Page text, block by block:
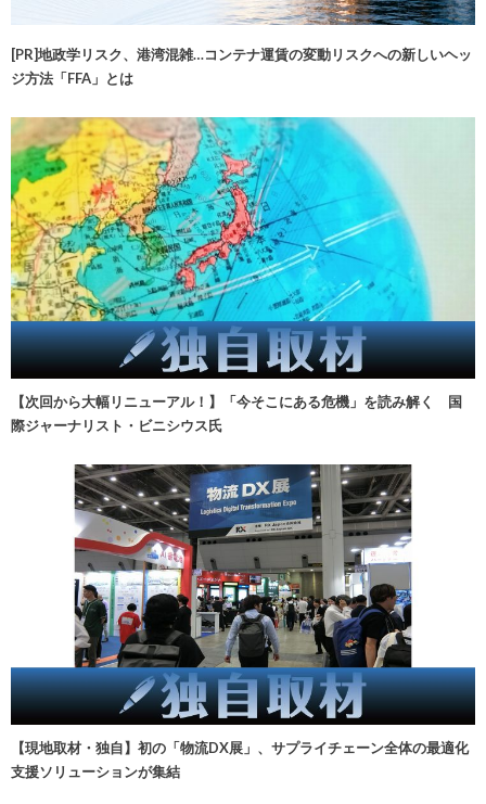
[PR]地政学リスク、港湾混雑…コンテナ運賃の変動リスクへの新しいヘッ
ジ方法「FFA」とは
【次回から大幅リニューアル！】「今そこにある危機」を読み解く 国
際ジャーナリスト・ビニシウス氏
【現地取材・独自】初の「物流DX展」、サプライチェーン全体の最適化
支援ソリューションが集結